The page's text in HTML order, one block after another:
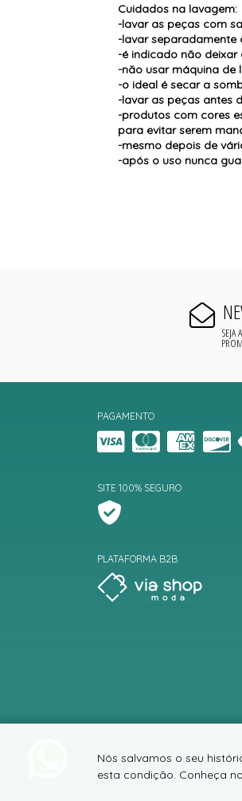
Cuidados na lavagem:
-lavar as peças com
-lavar separadamente
-é indicado não
-não usar máquina de
-o ideal é secar a
-lavar as peças antes
-produtos com cores
para evitar serem
-mesmo depois de
-após o uso nunca
SEJA
PAGAMENTO
SITE 100% SEGURO
PLATAFORMA B2B
Nós salvamos o seu
esta condição. Conheça